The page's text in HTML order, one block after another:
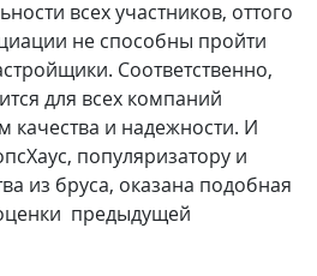
всех участников, оттого
не способны пройти
Соответственно,
для всех компаний
качества и надежности. И
популяризатору и
из бруса, оказана подобная
предыдущей